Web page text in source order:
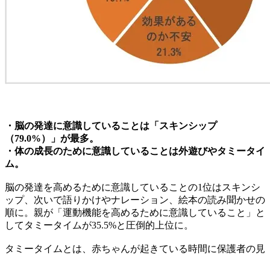
・脳の発達に意識していることは「スキンシップ
（79.0%）」が最多。
・体の成長のために意識していることは外遊びやタミータイ
ム。
脳の発達を高めるために意識していることの1位はスキンシ
ップ、次いで語りかけやナレーション、絵本の読み聞かせの
順に。親が「運動機能を高めるために意識していること」と
してタミータイムが35.5%と圧倒的上位に。
タミータイムとは、赤ちゃんが起きている時間に保護者の見